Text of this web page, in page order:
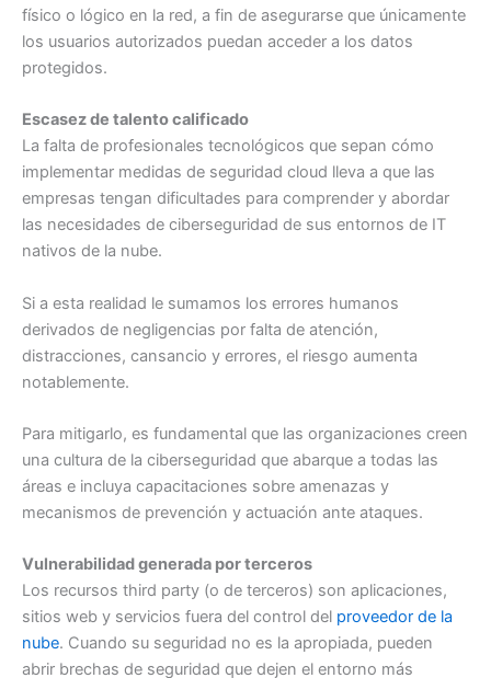
físico o lógico en la red, a fin de asegurarse que únicamente
los usuarios autorizados puedan acceder a los datos
protegidos.
Escasez de talento calificado
La falta de profesionales tecnológicos que sepan cómo
implementar medidas de seguridad cloud lleva a que las
empresas tengan dificultades para comprender y abordar
las necesidades de ciberseguridad de sus entornos de IT
nativos de la nube.
Si a esta realidad le sumamos los errores humanos
derivados de negligencias por falta de atención,
distracciones, cansancio y errores, el riesgo aumenta
notablemente.
Para mitigarlo, es fundamental que las organizaciones creen
una cultura de la ciberseguridad que abarque a todas las
áreas e incluya capacitaciones sobre amenazas y
mecanismos de prevención y actuación ante ataques.
Vulnerabilidad generada por terceros
Los recursos third party (o de terceros) son aplicaciones,
sitios web y servicios fuera del control del proveedor de la
nube. Cuando su seguridad no es la apropiada, pueden
abrir brechas de seguridad que dejen el entorno más